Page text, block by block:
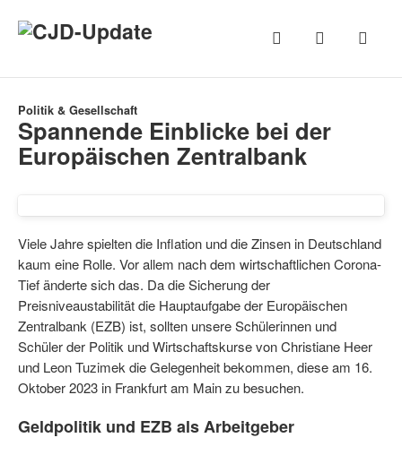
Politik & Gesellschaft
Spannende Einblicke bei der
Europäischen Zentralbank
Viele Jahre spielten die Inflation und die Zinsen in Deutschland
kaum eine Rolle. Vor allem nach dem wirtschaftlichen Corona-
Tief änderte sich das. Da die Sicherung der
Preisniveaustabilität die Hauptaufgabe der Europäischen
Zentralbank (EZB) ist, sollten unsere Schülerinnen und
Schüler der Politik und Wirtschaftskurse von Christiane Heer
und Leon Tuzimek die Gelegenheit bekommen, diese am 16.
Oktober 2023 in Frankfurt am Main zu besuchen.
Geldpolitik und EZB als Arbeitgeber